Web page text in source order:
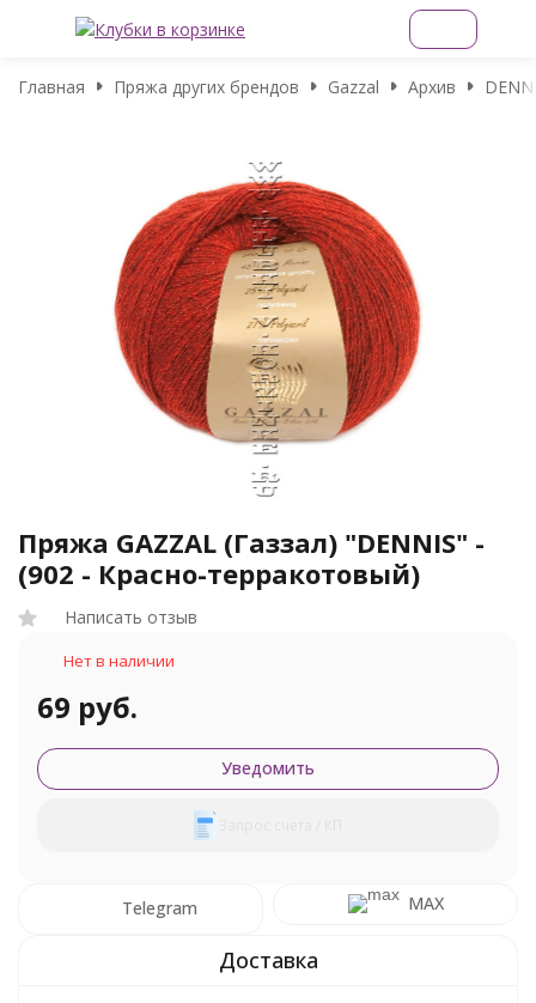
Главная Пряжа других брендов Gazzal Архив
Пряжа GAZZAL (Газзал) "DENNIS" -
(902 - Красно-терракотовый)
Написать отзыв
Нет в наличии
69 руб.
Уведомить
Telegram MAX